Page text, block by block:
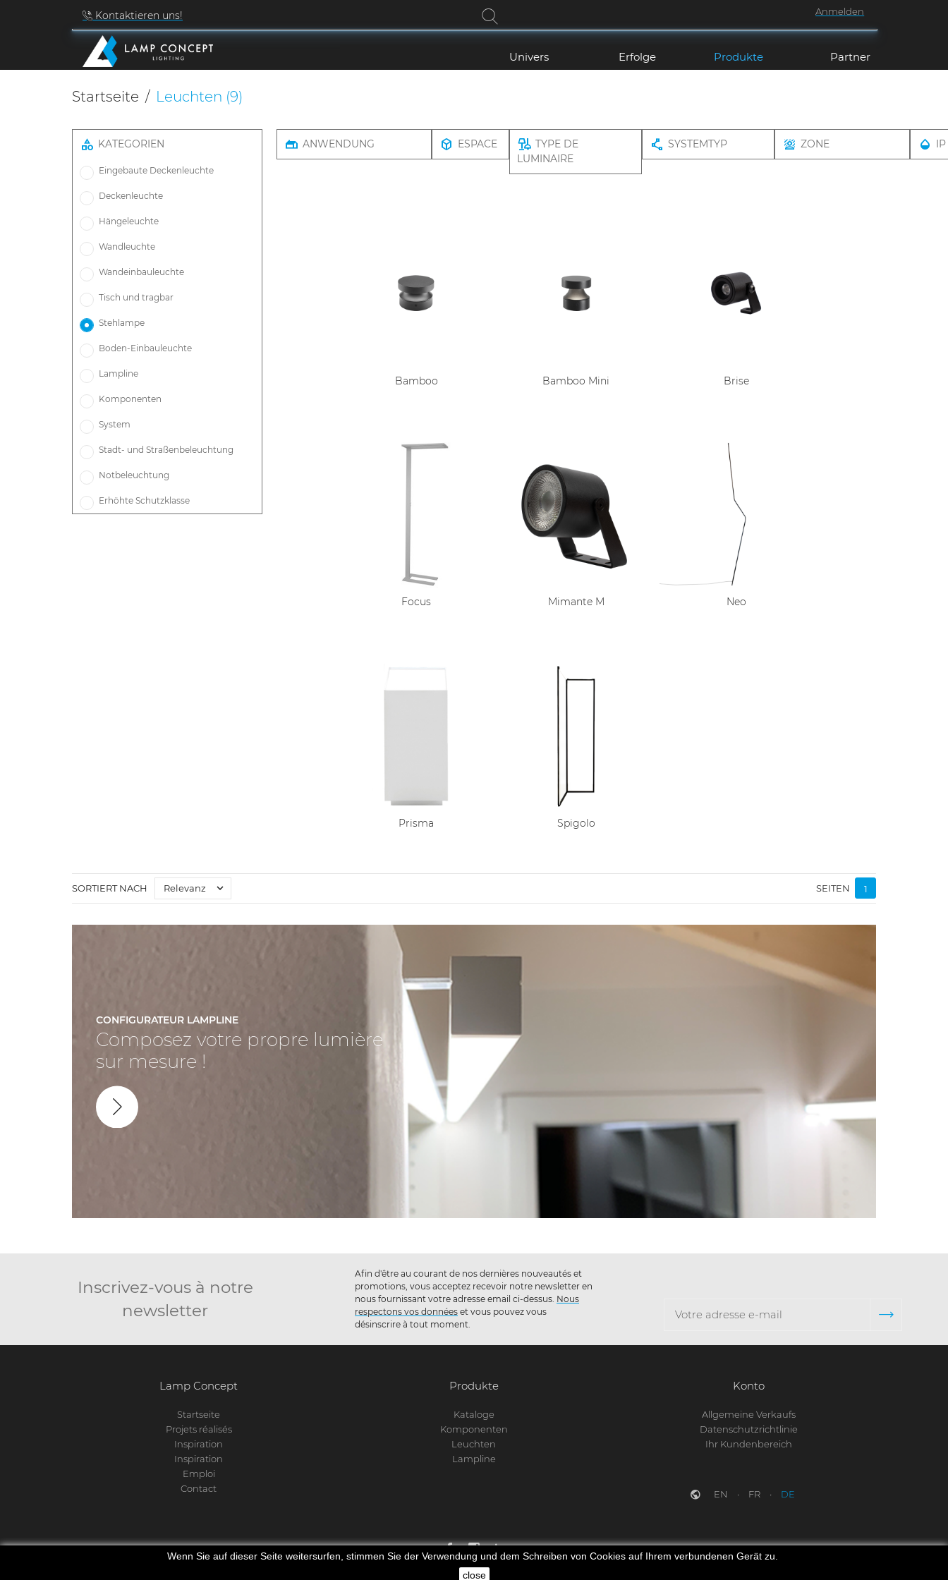
Kontaktieren uns! Anmelden
Univers Erfolge Produkte Partner
Startseite Leuchten (9)
KATEGORIEN
Eingebaute Deckenleuchte
Deckenleuchte
Hängeleuchte
Wandleuchte
Wandeinbauleuchte
Tisch und tragbar
Stehlampe
Boden-Einbauleuchte
Lampline
Komponenten
System
Stadt- und Straßenbeleuchtung
Notbeleuchtung
Erhöhte Schutzklasse
ANWENDUNG ESPACE
TYPE DE
LUMINAIRE
SYSTEMTYP ZONE IP
Bamboo Bamboo Mini Brise
Focus Mimante M Neo
Prisma Spigolo
SORTIERT NACH Relevanz  SEITEN 1
CONFIGURATEUR LAMPLINE
Composez votre propre lumière
sur mesure !
Inscrivez-vous à notre
newsletter
Afin d'être au courant de nos dernières nouveautés et
promotions, vous acceptez recevoir notre newsletter en
nous fournissant votre adresse email ci-dessus. Nous
respectons vos données et vous pouvez vous
désinscrire à tout moment.
Lamp Concept
Startseite
Projets réalisés
Inspiration
Inspiration
Emploi
Contact
Produkte
Kataloge
Komponenten
Leuchten
Lampline
Konto
Allgemeine Verkaufs
Datenschutzrichtlinie
Ihr Kundenbereich
EN FR DE
© 2025 Lamp Concept. All rights reserved.
Wenn Sie auf dieser Seite weitersurfen, stimmen Sie der Verwendung und dem Schreiben von Cookies auf Ihrem verbundenen Gerät zu.
close